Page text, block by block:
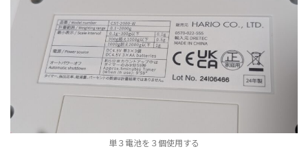
単３電池を３個使用する